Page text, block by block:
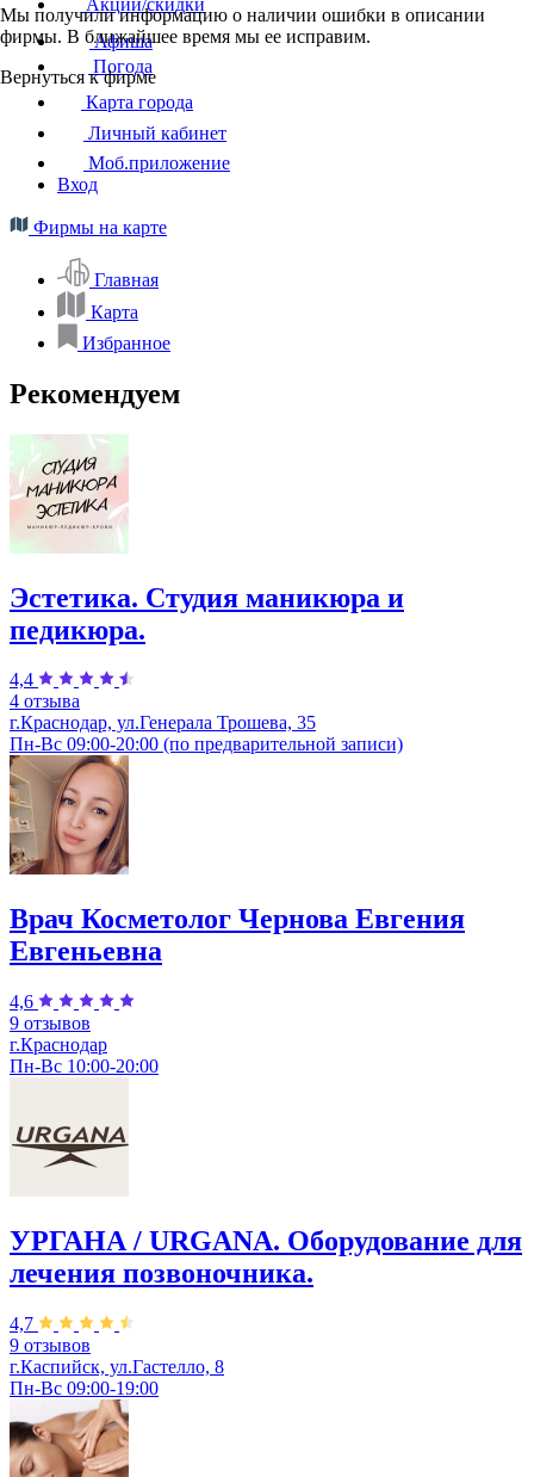
Мы получили информацию о наличии ошибки в описании
фирмы. В ближайшее время мы ее исправим.
Вернуться к фирме
Афиша
Погода
Карта города
Личный кабинет
Моб.приложение
Вход
Фирмы на карте
Главная
Карта
Избранное
Рекомендуем
Эстетика. Студия маникюра и
педикюра.
4,4
4 отзыва
г.Краснодар, ул.Генерала Трошева, 35
Пн-Вс 09:00-20:00 (по предварительной записи)
Врач Косметолог Чернова Евгения
Евгеньевна
4,6
9 отзывов
г.Краснодар
Пн-Вс 10:00-20:00
УРГАНА / URGANA. Оборудование для
лечения позвоночника.
4,7
9 отзывов
г.Каспийск, ул.Гастелло, 8
Пн-Вс 09:00-19:00